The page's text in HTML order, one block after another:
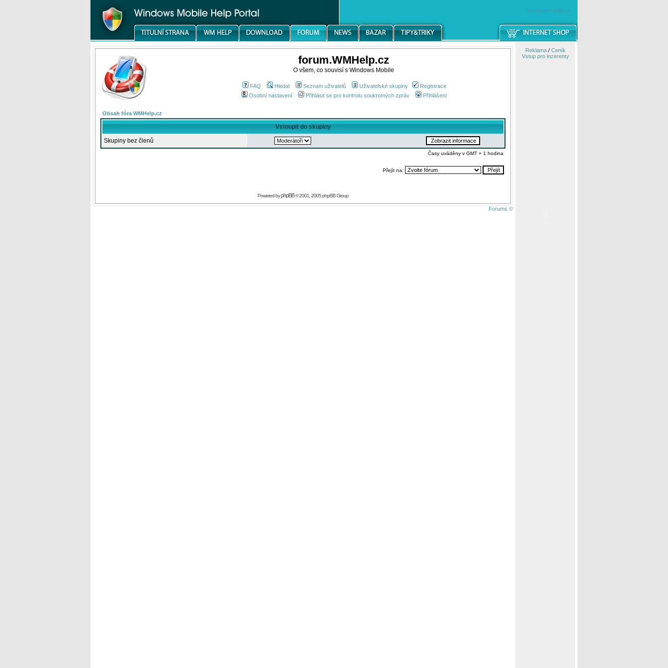
windowsmobile.cz
forum.WMHelp.cz
O všem, co souvisí s Windows Mobile
FAQ Hledat Seznam uživatelů Uživatelské skupiny
Registrace
Osobní nastavení
Přihlásit se pro kontrolu soukromých zpráv Přihlášení
Obsah fóra WMHelp.cz
Vstoupit do skupiny
Skupiny bez členů
Časy uváděny v GMT + 1 hodina
Přejít na:
Powered byphpBB© 2001, 2005 phpBB Group
Forums ©
Reklama/ Ceník
Vstup pro inzerenty